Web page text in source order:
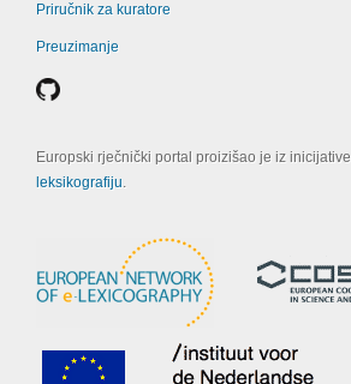
Priručnik za kuratore
Preuzimanje
Europski rječnički portal proizišao je iz inicijative
leksikografiju.